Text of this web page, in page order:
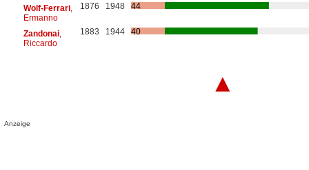
Wolf-Ferrari,
Ermanno
1876 1948 44
Zandonai,
Riccardo
1883 1944 40
▲
Anzeige